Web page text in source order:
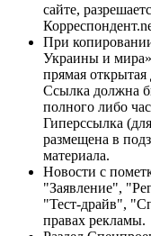
сайте,
При
Украины и
прямая
Ссылка должна
полного либо
Гиперссылка
размещена в
материала.
Новости с
"Заявление",
"Тест-драйв",
правах рекламы.